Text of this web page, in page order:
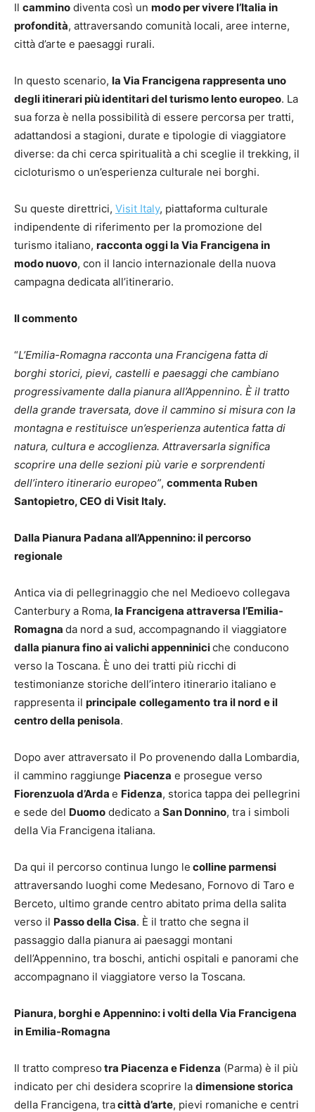
Il cammino diventa così un modo per vivere l’Italia in
profondità, attraversando comunità locali, aree interne,
città d’arte e paesaggi rurali.
In questo scenario, la Via Francigena rappresenta uno
degli itinerari più identitari del turismo lento europeo. La
sua forza è nella possibilità di essere percorsa per tratti,
adattandosi a stagioni, durate e tipologie di viaggiatore
diverse: da chi cerca spiritualità a chi sceglie il trekking, il
cicloturismo o un’esperienza culturale nei borghi.
Su queste direttrici, Visit Italy, piattaforma culturale
indipendente di riferimento per la promozione del
turismo italiano, racconta oggi la Via Francigena in
modo nuovo, con il lancio internazionale della nuova
campagna dedicata all’itinerario.
Il commento
“L’Emilia-Romagna racconta una Francigena fatta di
borghi storici, pievi, castelli e paesaggi che cambiano
progressivamente dalla pianura all’Appennino. È il tratto
della grande traversata, dove il cammino si misura con la
montagna e restituisce un’esperienza autentica fatta di
natura, cultura e accoglienza. Attraversarla significa
scoprire una delle sezioni più varie e sorprendenti
dell’intero itinerario europeo”, commenta Ruben
Santopietro, CEO di Visit Italy.
Dalla Pianura Padana all’Appennino: il percorso
regionale
Antica via di pellegrinaggio che nel Medioevo collegava
Canterbury a Roma, la Francigena attraversa l’Emilia-
Romagna da nord a sud, accompagnando il viaggiatore
dalla pianura fino ai valichi appenniniciche conducono
verso la Toscana. È uno dei tratti più ricchi di
testimonianze storiche dell’intero itinerario italiano e
rappresenta il principale collegamento tra il nord e il
centro della penisola.
Dopo aver attraversato il Po provenendo dalla Lombardia,
il cammino raggiunge Piacenza e prosegue verso
Fiorenzuola d’Arda e Fidenza, storica tappa dei pellegrini
e sede del Duomo dedicato a San Donnino, tra i simboli
della Via Francigena italiana.
Da qui il percorso continua lungo le colline parmensi
attraversando luoghi come Medesano, Fornovo di Taro e
Berceto, ultimo grande centro abitato prima della salita
verso il Passo della Cisa. È il tratto che segna il
passaggio dalla pianura ai paesaggi montani
dell’Appennino, tra boschi, antichi ospitali e panorami che
accompagnano il viaggiatore verso la Toscana.
Pianura, borghi e Appennino: i volti della Via Francigena
in Emilia-Romagna
Il tratto compreso tra Piacenza e Fidenza (Parma) è il più
indicato per chi desidera scoprire la dimensione storica
della Francigena, tracittà d’arte, pievi romaniche e centri